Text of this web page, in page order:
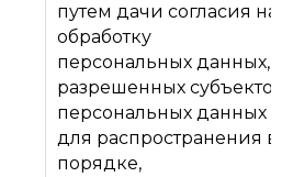
путем дачи согласия на
обработку
персональных данных,
разрешенных субъектом
персональных данных
для распространения в
порядке,